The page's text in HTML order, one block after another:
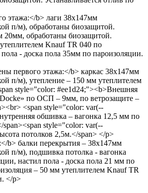
этажа:</b> лаги 38х147мм
п/м), обработаны биозащитой.
обработаны биозащитой.
Knauf TR 040 по
- доска пола 35мм по пароизоляции.
первого этажа:</b> каркас 38х147мм
п/м), утепление – 150 мм утеплителем
style="color: #ee1d24;"><b>Внешняя
по ОСП – 9мм, по ветрозащите –
<span style="color: var(--
обшивка – вагонка 12,5 мм по
style="color: var(--
потолков 2,5м.</span> </p>
b> балки перекрытия – 38х147мм
п/м), подшивка потолка - вагонка
настил пола - доска пола 21 мм по
– 50 мм утеплителем Knauf TR
</p>